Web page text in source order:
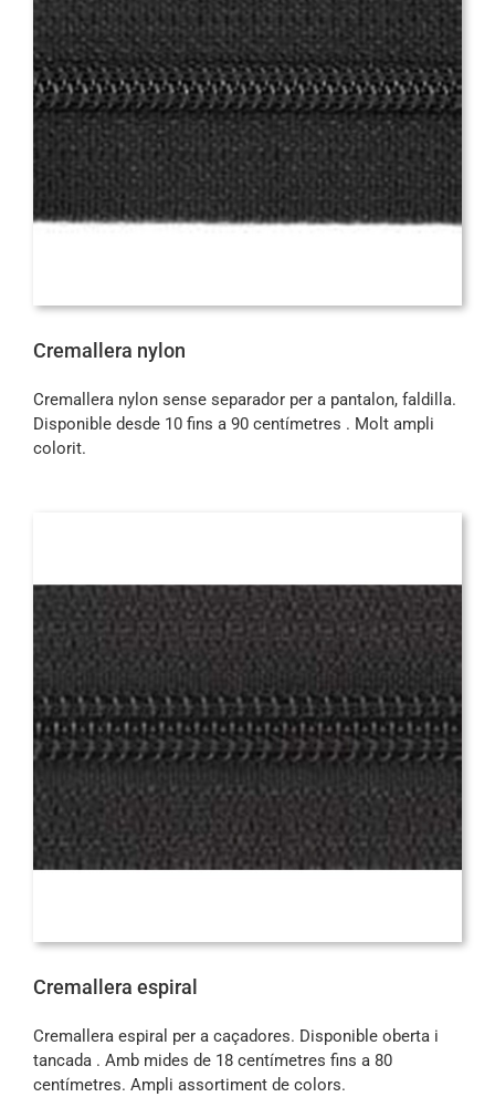
Cremallera nylon
Cremallera nylon sense separador per a pantalon, faldilla.
Disponible desde 10 fins a 90 centímetres . Molt ampli
colorit.
Cremallera espiral
Cremallera espiral per a caçadores. Disponible oberta i
tancada . Amb mides de 18 centímetres fins a 80
centímetres. Ampli assortiment de colors.